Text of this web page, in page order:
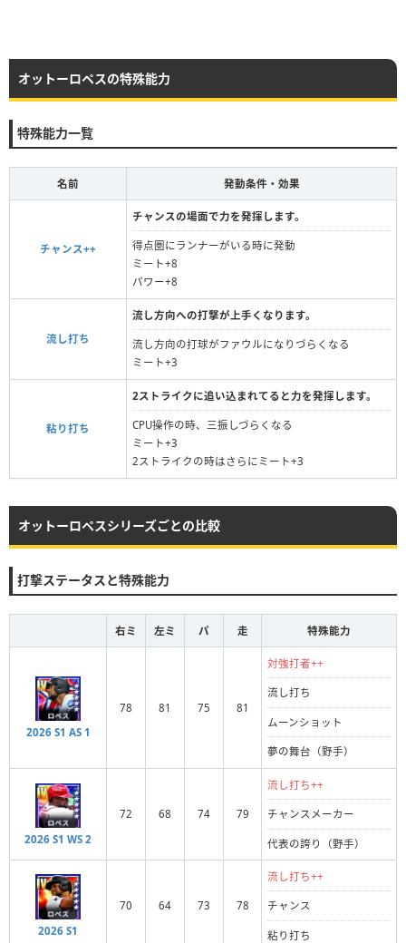
オットーロペスの特殊能力
特殊能力一覧
名前 発動条件・効果
チャンス++
チャンスの場面で力を発揮します。
得点圏にランナーがいる時に発動
ミート+8
パワー+8
流し打ち
流し方向への打撃が上手くなります。
流し方向の打球がファウルになりづらくなる
ミート+3
粘り打ち
2ストライクに追い込まれてると力を発揮します。
CPU操作の時、三振しづらくなる
ミート+3
2ストライクの時はさらにミート+3
オットーロペスシリーズごとの比較
打撃ステータスと特殊能力
右ミ 左ミ パ 走 特殊能力
2026 S1 AS 1
78 81 75 81
対強打者++
流し打ち
ムーンショット
夢の舞台（野手）
2026 S1 WS 2
72 68 74 79
流し打ち++
チャンスメーカー
代表の誇り（野手）
2026 S1
70 64 73 78
流し打ち++
チャンス
粘り打ち